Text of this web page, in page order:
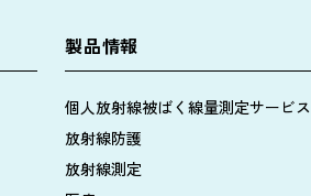
製品情報
個人放射線被ばく線量測定サービス
放射線防護
放射線測定